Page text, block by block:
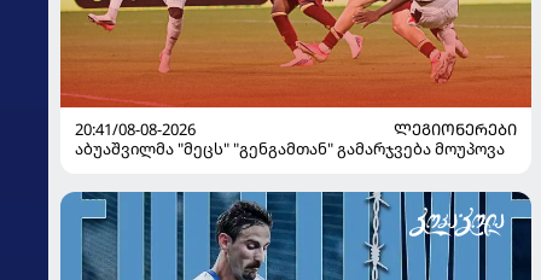
20:41/08-08-2026
ᲚᲔᲒᲘᲝᲜᲔᲠᲔᲑᲘ
აბუაშვილმა "მეცს" "გენგამთან" გამარჯვება მოუპოვა